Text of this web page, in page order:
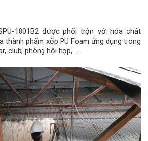
1801B2 được phối trộn với hóa chất
thành phẩm xốp PU Foam ứng dụng trong
club, phòng hội họp, …